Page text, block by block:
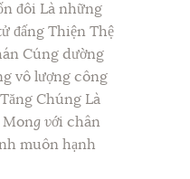
đôi Là những
đấng Thiện Thệ
Cúng dường
vô lượng công
Chúng Là
Mong với chân
muôn hạnh